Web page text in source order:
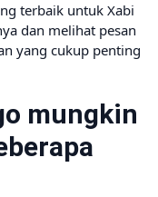
terbaik untuk Xabi
dan melihat pesan
yang cukup penting
mungkin